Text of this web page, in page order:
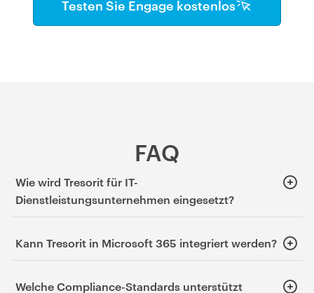
Testen Sie Engage kostenlos
FAQ
Wie wird Tresorit für IT-
Dienstleistungsunternehmen eingesetzt?
Sicherheitsanforderungen anpassen.
innerhalb eines Tages ab. Typische Schritte umfassen die
Kann Tresorit in Microsoft 365 integriert werden?
Welche Compliance-Standards unterstützt